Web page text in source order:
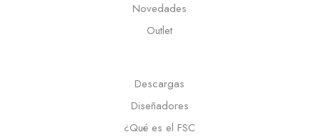
Novedades
Outlet
Descargas
Diseñadores
¿Qué es el FSC